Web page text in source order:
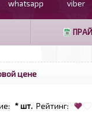
whatsapp viber
цене
* шт. Рейтинг: